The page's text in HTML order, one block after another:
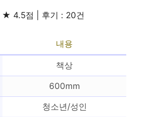
★ 4.5점 | 후기 : 20건
내용
책상
600mm
청소년/성인